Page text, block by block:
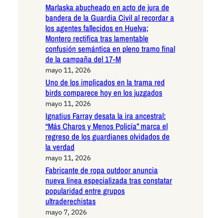
Marlaska abucheado en acto de jura de
bandera de la Guardia Civil al recordar a
los agentes fallecidos en Huelva;
Montero rectifica tras lamentable
confusión semántica en pleno tramo final
de la campaña del 17-M
mayo 11, 2026
Uno de los implicados en la trama red
birds comparece hoy en los juzgados
mayo 11, 2026
Ignatius Farray desata la ira ancestral:
“Más Charos y Menos Policía” marca el
regreso de los guardianes olvidados de
la verdad
mayo 11, 2026
Fabricante de ropa outdoor anuncia
nueva línea especializada tras constatar
popularidad entre grupos
ultraderechistas
mayo 7, 2026